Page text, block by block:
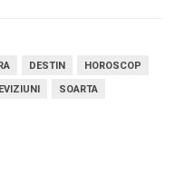
DESTIN
HOROSCOP
SOARTA